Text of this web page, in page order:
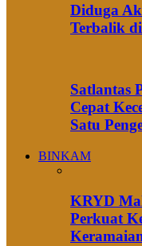
Diduga
Terbalik
Satlantas
Cepat
Satu
BINKAM
KRYD
Perkuat